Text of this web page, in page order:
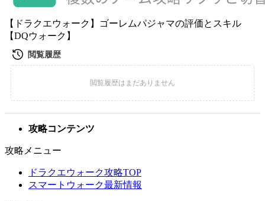
【ドラクエウォーク】ゴーレムパジャマの評価とスキル
【DQウォーク】
攻略コンテンツ
攻略メニュー
ドラクエウォーク攻略TOP
スマートウォーク最新情報